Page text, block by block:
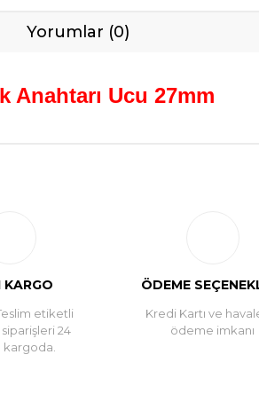
Yorumlar (0)
Anahtarı Ucu 27mm
KARGO
etiketli
24
kargoda.
ÖDEME
Kredi Kartı ve
ödeme imkanı